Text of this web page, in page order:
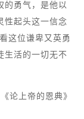
的勇气，是他以
性起头这一信念
这位谦卑又英勇
生活的一切无不
论上帝的恩典》